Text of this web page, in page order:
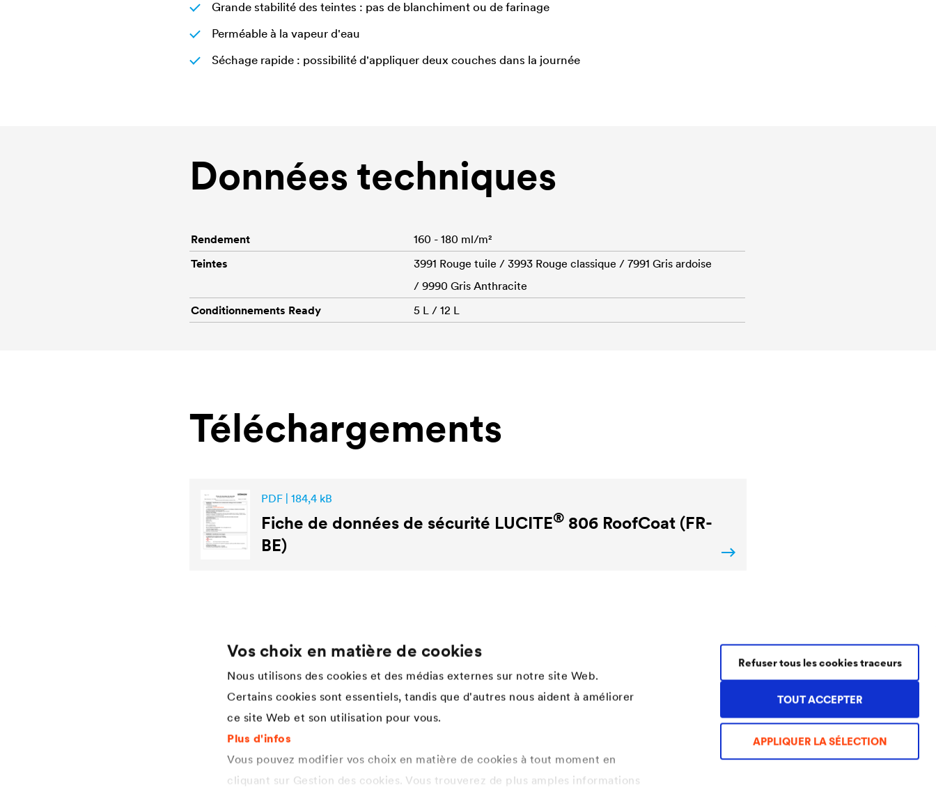
Vos choix en matière de cookies
Nous utilisons des cookies et des médias externes sur notre site Web.
Certains cookies sont essentiels, tandis que d'autres nous aident à améliorer
ce site Web et son utilisation pour vous.
Plus d'infos
Vous pouvez modifier vos choix en matière de cookies à tout moment en
cliquant sur Gestion des cookies. Vous trouverez de plus amples informations
TOUT ACCEPTER
APPLIQUER LA SÉLECTION
Refuser tous les cookies traceurs
Grande stabilité des teintes : pas de blanchiment ou de farinage
Perméable à la vapeur d'eau
Séchage rapide : possibilité d'appliquer deux couches dans la journée
Données techniques
Rendement
160 - 180 ml/m²
Teintes
3991 Rouge tuile / 3993 Rouge classique / 7991 Gris ardoise
/ 9990 Gris Anthracite
Conditionnements Ready
5 L / 12 L
Téléchargements
PDF | 184,4 kB
Fiche de données de sécurité LUCITE® 806 RoofCoat (FR-
BE)
References
Points de vente
Spécifications Industrial
Innovation
Culture d'entreprise, valeurs &
Développement durable
DÖRKEN as employer
coatings@doerken.de